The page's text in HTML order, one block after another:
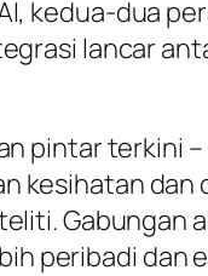
kedua-dua
lancar
pintar terkini –
kesihatan
Gabungan
peribadi dan